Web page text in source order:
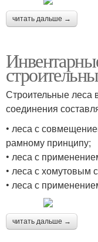
читать дальше →
Строительные леса
соединения
• леса с
рамному принципу;
• леса с
• леса с хомутовым
• леса с
читать дальше →